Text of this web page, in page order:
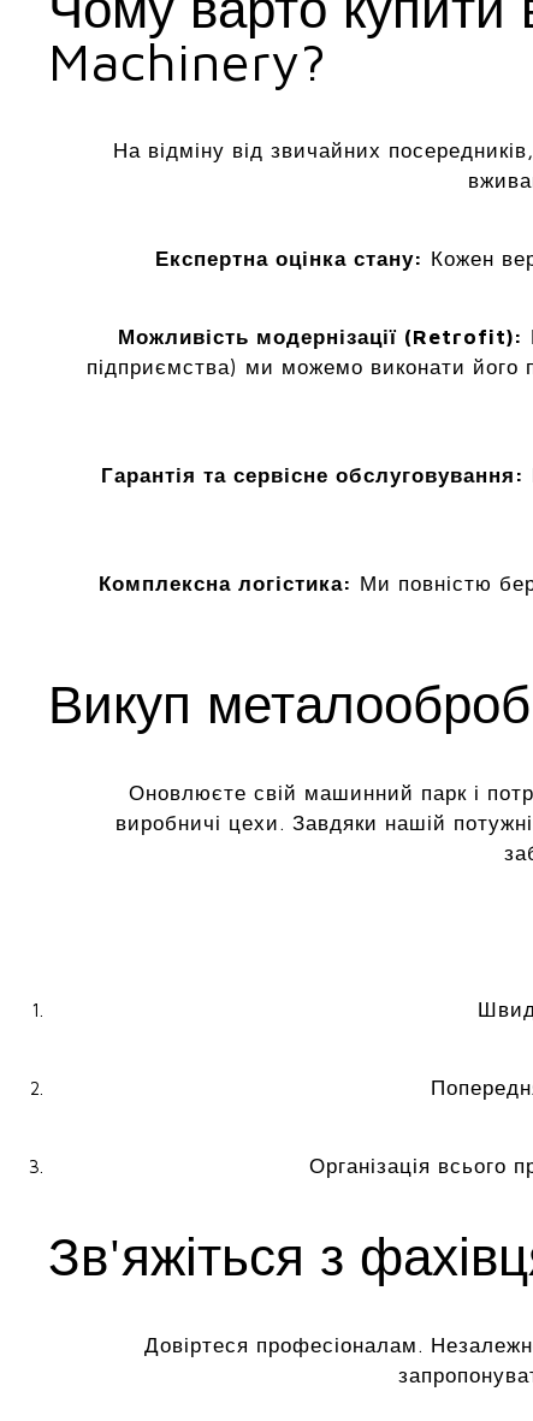
Machinery?
На відміну від звичайних
Експертна оцінка стану: Кожен
Можливість модернізації (Retrofit):
підприємства) ми можемо виконати його
Гарантія та сервісне обслуговування:
Комплексна логістика: Ми повністю
Викуп
Оновлюєте свій машинний парк і
виробничі цехи. Завдяки нашій
Організація всього
Зв'яжіться з
Довіртеся професіоналам.